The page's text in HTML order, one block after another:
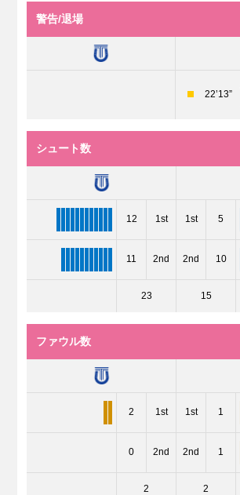
警告/退場
22’13”
シュート数
12 1st 1st 5
11 2nd 2nd 10
23 15
ファウル数
2 1st 1st 1
0 2nd 2nd 1
2 2